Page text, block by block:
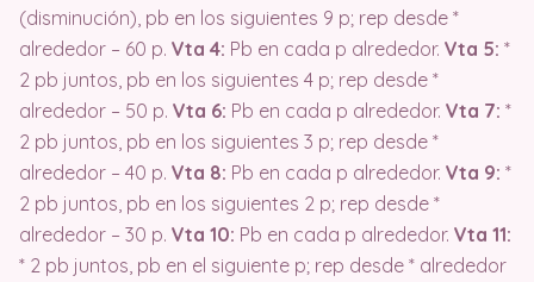
(disminución), pb en los siguientes 9 p; rep desde *
alrededor – 60 p. Vta 4: Pb en cada p alrededor. Vta 5: *
2 pb juntos, pb en los siguientes 4 p; rep desde *
alrededor – 50 p. Vta 6: Pb en cada p alrededor. Vta 7: *
2 pb juntos, pb en los siguientes 3 p; rep desde *
alrededor – 40 p. Vta 8: Pb en cada p alrededor. Vta 9: *
2 pb juntos, pb en los siguientes 2 p; rep desde *
alrededor – 30 p. Vta 10: Pb en cada p alrededor. Vta 11:
* 2 pb juntos, pb en el siguiente p; rep desde * alrededor